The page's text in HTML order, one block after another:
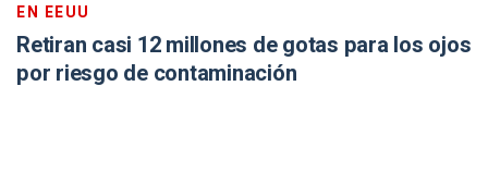
EN EEUU
Retiran casi 12 millones de gotas para los ojos
por riesgo de contaminación